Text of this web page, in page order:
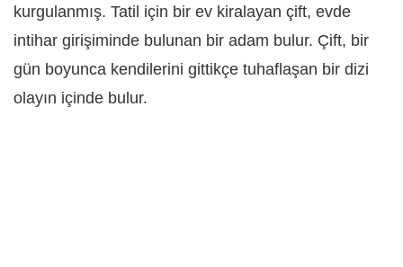
kurgulanmış. Tatil için bir ev kiralayan çift, evde
intihar girişiminde bulunan bir adam bulur. Çift, bir
gün boyunca kendilerini gittikçe tuhaflaşan bir dizi
olayın içinde bulur.